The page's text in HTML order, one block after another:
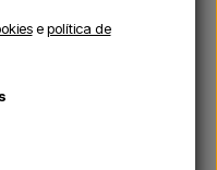
epolítica de